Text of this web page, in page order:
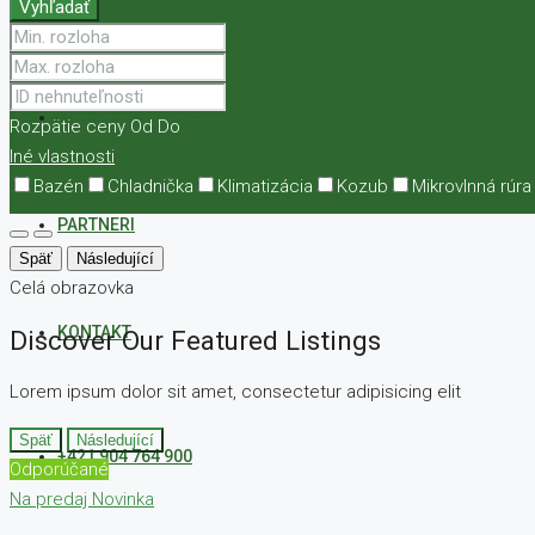
SLUŽBY
KATALÓGOVÉ DOMY
PARTNERI
KONTAKT
+421 904 764 900
Vyhľadať
Rozpätie ceny Od Do
Iné vlastnosti
Bazén
Chladnička Klimatizácia Kozub Mikrovlnná rúra
Späť Následující
Celá obrazovka
Discover Our Featured Listings
Lorem ipsum dolor sit amet, consectetur adipisicing elit
Späť Následující
Odporúčané
Na predaj Novinka